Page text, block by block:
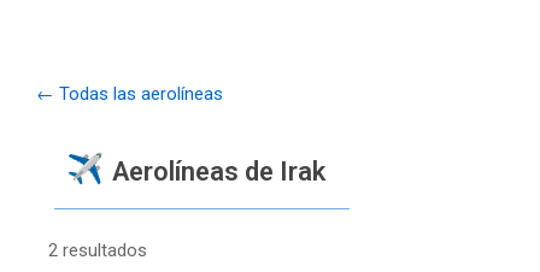
← Todas las aerolíneas
Aerolíneas de Irak
2 resultados